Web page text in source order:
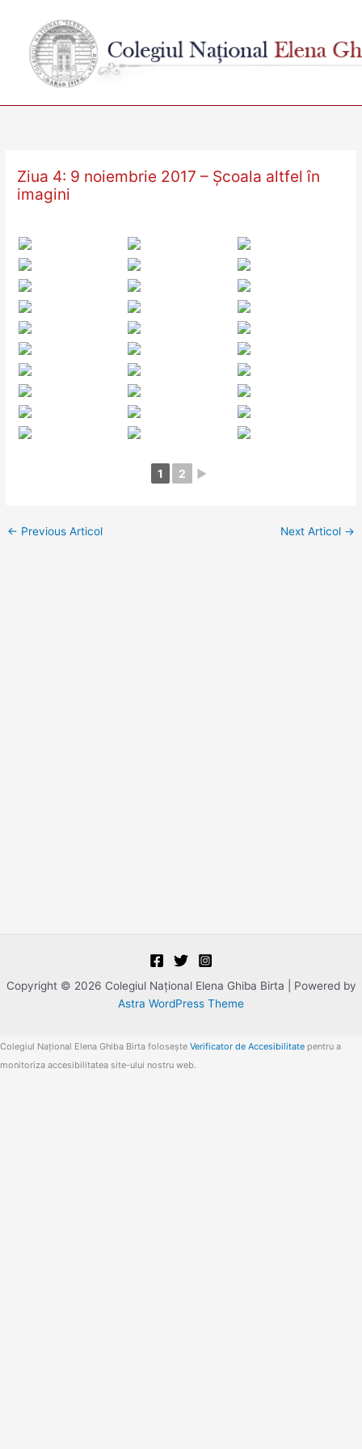
content
Ziua 4: 9 noiembrie 2017 – Școala altfel în
imagini
1 2 ►
← Previous Articol Next Articol →
Copyright © 2026 Colegiul Naţional Elena Ghiba Birta | Powered by
Astra WordPress Theme
Colegiul Naţional Elena Ghiba Birta folosește Verificator de Accesibilitate pentru a
monitoriza accesibilitatea site-ului nostru web.